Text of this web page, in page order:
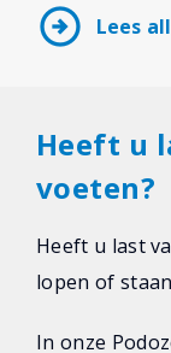
arrow_circle_right Lees
Heeft u
voeten?
Heeft u last
lopen of
In onze